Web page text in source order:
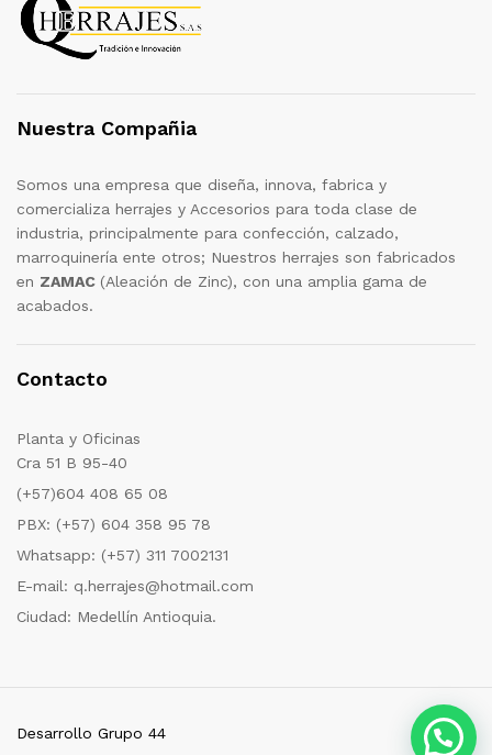
Nuestra Compañia
Somos una empresa que diseña, innova, fabrica y
comercializa herrajes y Accesorios para toda clase de
industria, principalmente para confección, calzado,
marroquinería ente otros; Nuestros herrajes son fabricados
en ZAMAC (Aleación de Zinc), con una amplia gama de
acabados.
Contacto
Planta y Oficinas
Cra 51 B 95-40
(+57)604 408 65 08
PBX: (+57) 604 358 95 78
Whatsapp: (+57) 311 7002131
E-mail: q.herrajes@hotmail.com
Ciudad: Medellín Antioquia.
Desarrollo Grupo 44